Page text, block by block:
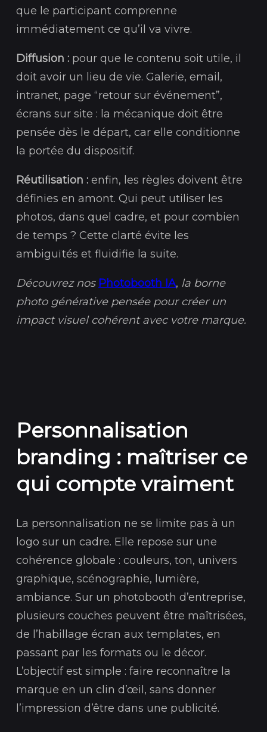
que le participant comprenne
immédiatement ce qu’il va vivre.
Diffusion : pour que le contenu soit utile, il
doit avoir un lieu de vie. Galerie, email,
intranet, page “retour sur événement”,
écrans sur site : la mécanique doit être
pensée dès le départ, car elle conditionne
la portée du dispositif.
Réutilisation : enfin, les règles doivent être
définies en amont. Qui peut utiliser les
photos, dans quel cadre, et pour combien
de temps ? Cette clarté évite les
ambiguïtés et fluidifie la suite.
Découvrez nos Photobooth IA, la borne
photo générative pensée pour créer un
impact visuel cohérent avec votre marque.
Personnalisation
branding : maîtriser ce
qui compte vraiment
La personnalisation ne se limite pas à un
logo sur un cadre. Elle repose sur une
cohérence globale : couleurs, ton, univers
graphique, scénographie, lumière,
ambiance. Sur un photobooth d’entreprise,
plusieurs couches peuvent être maîtrisées,
de l’habillage écran aux templates, en
passant par les formats ou le décor.
L’objectif est simple : faire reconnaître la
marque en un clin d’œil, sans donner
l’impression d’être dans une publicité.